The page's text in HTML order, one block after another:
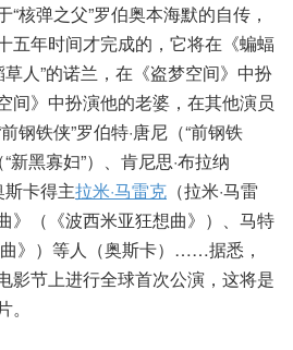
核弹之父”罗伯奥本海默的自传，
五年时间才完成的，它将在《蝙蝠
人”的诺兰，在《盗梦空间》中扮
间》中扮演他的老婆，在其他演员
钢铁侠”罗伯特·唐尼（“前钢铁
（“新黑寡妇”）、肯尼思·布拉纳
斯卡得主拉米·马雷克 （拉米·马雷
》（《波西米亚狂想曲》）、马特
》）等人（奥斯卡）……据悉，
影节上进行全球首次公演，这将是